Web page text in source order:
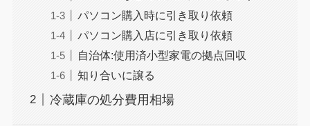
パソコン購入時に引き取り依頼
パソコン購入店に引き取り依頼
自治体:使用済小型家電の拠点回収
知り合いに譲る
冷蔵庫の処分費用相場